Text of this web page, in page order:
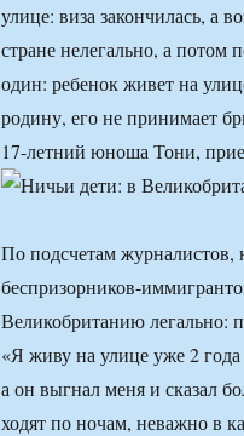
улице: виза закончилась, а
стране нелегально, а потом
один: ребенок живет на
родину, его не принимает
17-летний юноша Тони,
По подсчетам журналистов,
беспризорников-
Великобританию легально:
«Я живу на улице уже 2
а он выгнал меня и сказал
ходят по ночам, неважно в